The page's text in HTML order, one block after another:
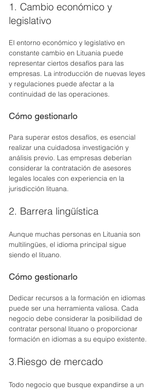
1. Cambio económico y
legislativo
El entorno económico y legislativo en
constante cambio en Lituania puede
representar ciertos desafíos para las
empresas. La introducción de nuevas leyes
y regulaciones puede afectar a la
continuidad de las operaciones.
Cómo gestionarlo
Para superar estos desafíos, es esencial
realizar una cuidadosa investigación y
análisis previo. Las empresas deberían
considerar la contratación de asesores
legales locales con experiencia en la
jurisdicción lituana.
2. Barrera lingüística
Aunque muchas personas en Lituania son
multilingües, el idioma principal sigue
siendo el lituano.
Cómo gestionarlo
Dedicar recursos a la formación en idiomas
puede ser una herramienta valiosa. Cada
negocio debe considerar la posibilidad de
contratar personal lituano o proporcionar
formación en idiomas a su equipo existente.
3.Riesgo de mercado
Todo negocio que busque expandirse a un